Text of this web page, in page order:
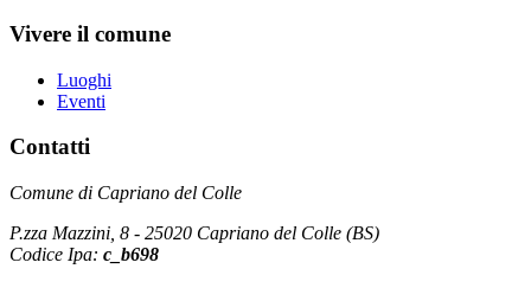
Vivere il comune
Luoghi
Eventi
Contatti
Comune di Capriano del Colle
P.zza Mazzini, 8 - 25020 Capriano del Colle (BS)
Codice Ipa: c_b698